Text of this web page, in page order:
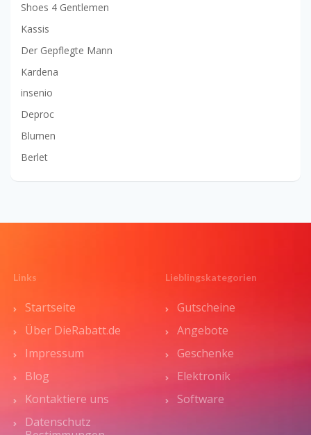
Shoes 4 Gentlemen
Kassis
Der Gepflegte Mann
Kardena
insenio
Deproc
Blumen
Berlet
Links
Startseite
Über DieRabatt.de
Impressum
Blog
Kontaktiere uns
Datenschutz
Lieblingskategorien
Gutscheine
Angebote
Geschenke
Elektronik
Software